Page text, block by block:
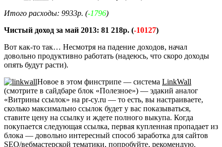
Итого расходы: 9933р. (-1796)
Чистый доход за май 2013: 81 218р. (-10127)
Вот как-то так… Несмотря на падение доходов, начал
довольно продуктивно работать (надеюсь, что скоро доходы
опять будут расти).
Новое в этом финстрипе — система LinkWall
(смотрите в сайдбаре блок «Полезное») — эдакий аналог
«Витрины ссылок» на pr-cy.ru — то есть, вы настраиваете,
сколько максимально ссылок будет у вас показываться,
ставите цену на ссылку и ждете полного выкупа. Когда
покупается следующая ссылка, первая купленная пропадает из
блока — довольно интересный способ заработка для сайтов
SEO/вебмастерской тематики, попробуйте, рекомендую.